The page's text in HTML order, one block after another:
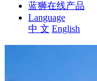
蓝狮在线产品
Language
中 文 English